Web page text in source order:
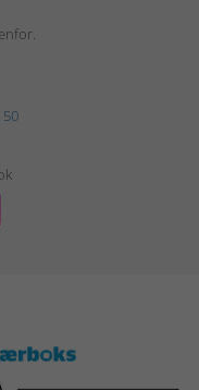
50